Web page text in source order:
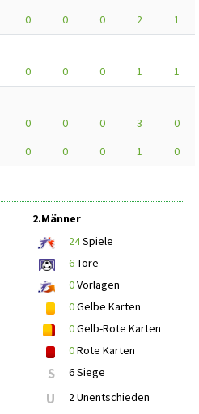
0 0 0 2
1
0 0 0 1
1
0 0 0 3
0
0 0 0 1 0
2.Männer
24Spiele
6Tore
0Vorlagen
0Gelbe Karten
0Gelb-Rote Karten
0Rote Karten
S 6 Siege
U 2 Unentschieden